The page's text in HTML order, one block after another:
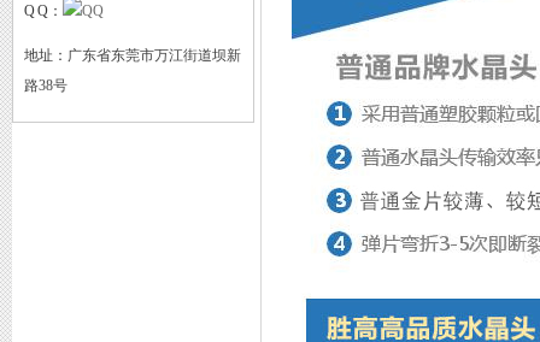
Q Q：
地址： 广东省东莞市万江街道坝新
路38号